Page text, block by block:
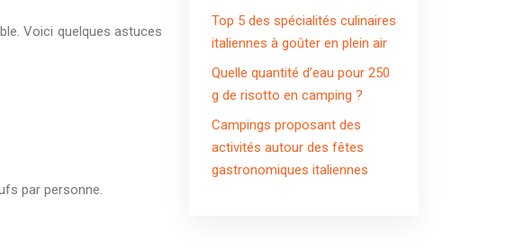
Voici quelques astuces
par personne.
Top 5 des spécialités culinaires
italiennes à goûter en plein air
Quelle quantité d’eau pour 250
g de risotto en camping ?
Campings proposant des
activités autour des fêtes
gastronomiques italiennes